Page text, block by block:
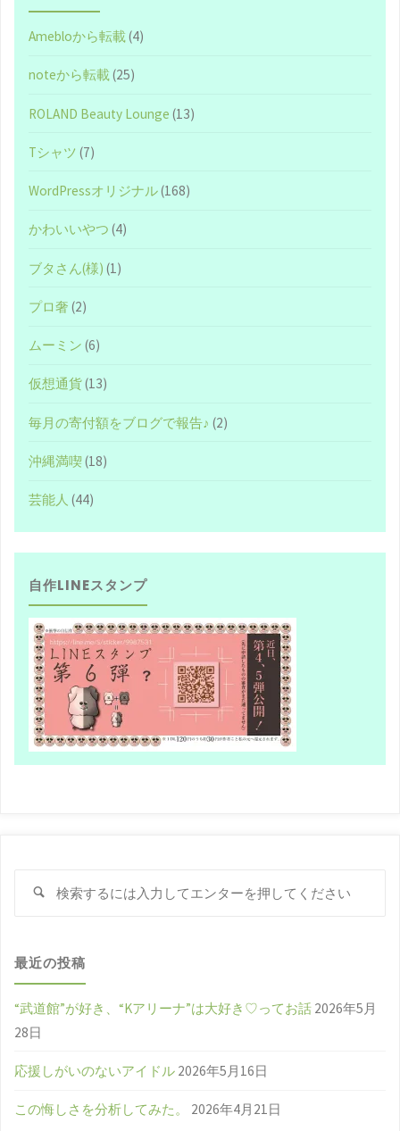
Amebloから転載(4)
noteから転載(25)
ROLAND Beauty Lounge (13)
Tシャツ (7)
WordPressオリジナル(168)
かわいいやつ (4)
ブタさん(様) (1)
プロ奢 (2)
ムーミン (6)
仮想通貨(13)
毎月の寄付額をブログで報告♪ (2)
沖縄満喫 (18)
芸能人 (44)
自作LINEスタンプ
検
最近の投稿
“武道館”が好き、“Kアリーナ”は大好き♡ってお話 2026年5月
28日
応援しがいのないアイドル 2026年5月16日
この悔しさを分析してみた。 2026年4月21日